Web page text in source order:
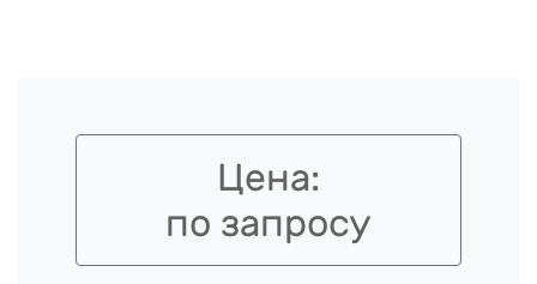
Цена:
по запросу